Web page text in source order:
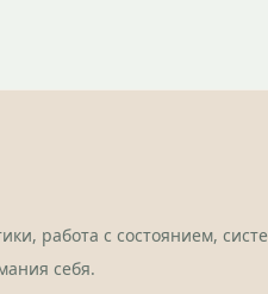
работа с состоянием,
себя.